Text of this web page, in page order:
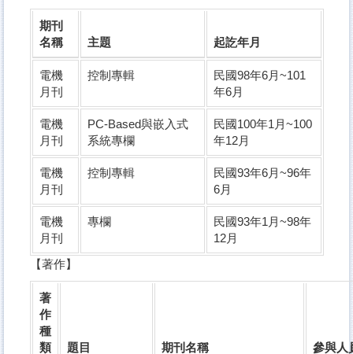
期刊
名稱
主題 起訖年月
電機
月刊
控制專輯
民國98年6月~101
年6月
電機
月刊
PC-Based與嵌入式
系統專欄
民國100年1月~100
年12月
電機
月刊
控制專輯
民國93年6月~96年
6月
電機
月刊
專欄
民國93年1月~98年
12月
【著作】
著
作
種
類
題目 期刊名稱 參與人